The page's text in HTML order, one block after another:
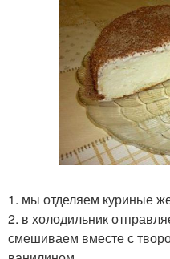
1. мы отделяем куриные
2. в холодильник
смешиваем вместе с